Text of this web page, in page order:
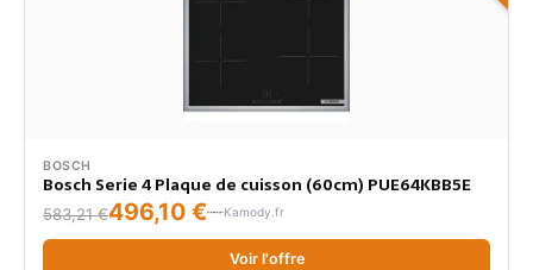
BOSCH
Bosch Serie 4 Plaque de cuisson (60cm) PUE64KBB5E
583,21 €496,10 € Kamody.fr
Voir l'offre